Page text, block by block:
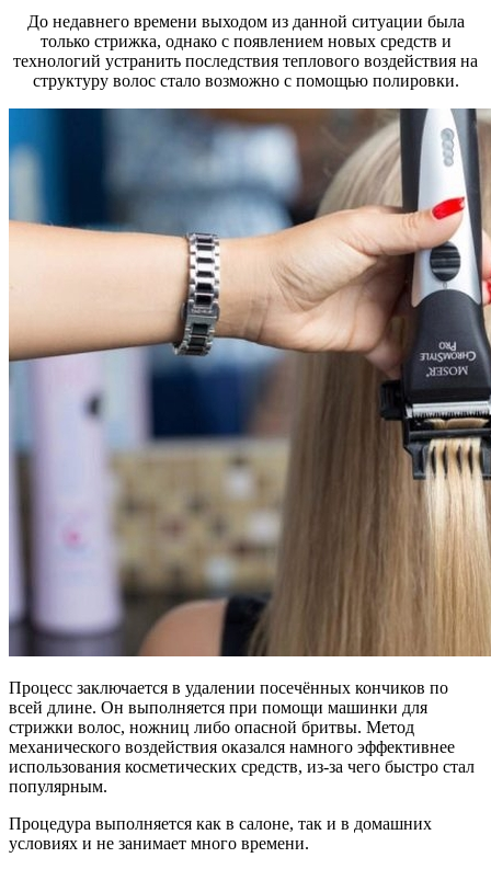
До недавнего времени выходом из данной ситуации была
только стрижка, однако с появлением новых средств и
технологий устранить последствия теплового воздействия на
структуру волос стало возможно с помощью полировки.
Процесс заключается в удалении посечённых кончиков по
всей длине. Он выполняется при помощи машинки для
стрижки волос, ножниц либо опасной бритвы. Метод
механического воздействия оказался намного эффективнее
использования косметических средств, из-за чего быстро стал
популярным.
Процедура выполняется как в салоне, так и в домашних
условиях и не занимает много времени.